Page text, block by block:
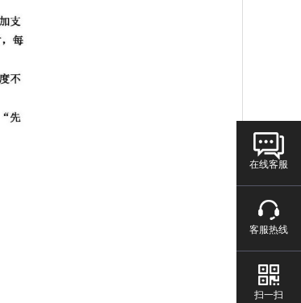
在线客服
客服热线
扫一扫